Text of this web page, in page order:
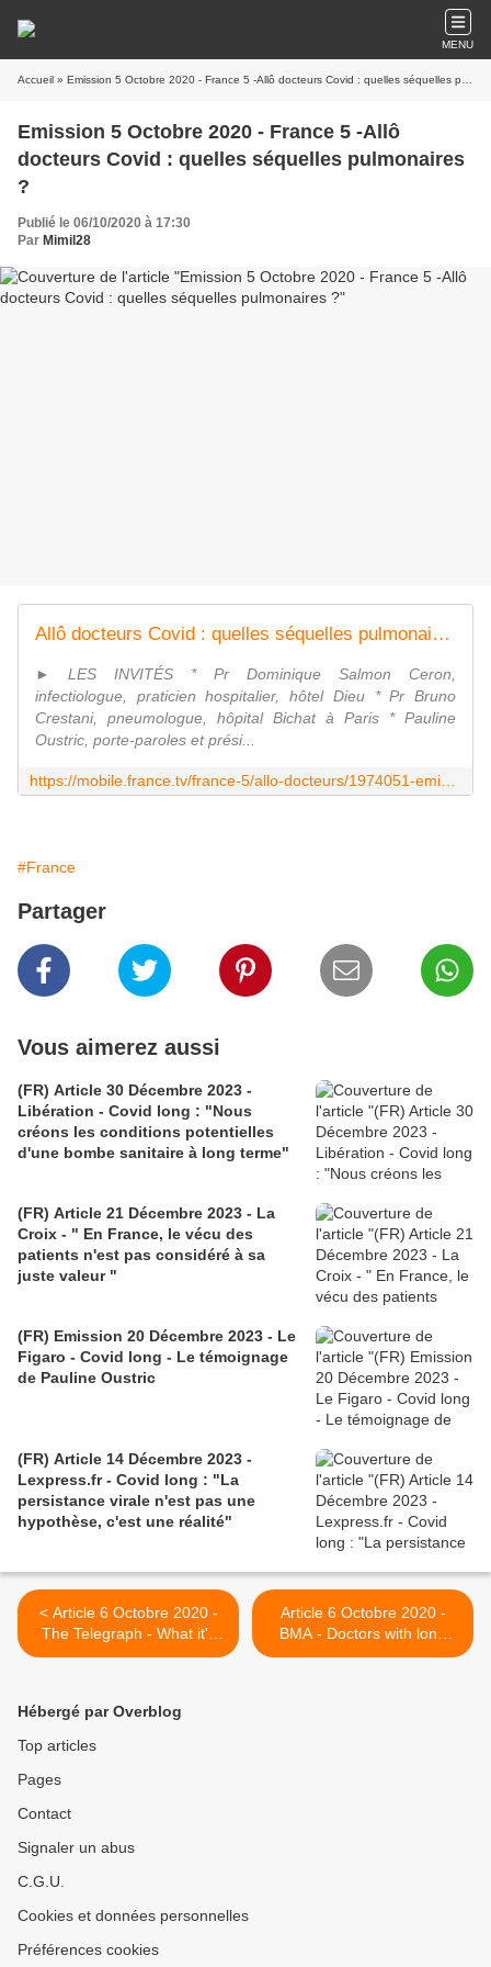
MENU
Accueil » Emission 5 Octobre 2020 - France 5 -Allô docteurs Covid : quelles séquelles pulmonaires ?
Emission 5 Octobre 2020 - France 5 -Allô
docteurs Covid : quelles séquelles pulmonaires
?
Publié le 06/10/2020 à 17:30
Par Mimil28
Allô docteurs Covid : quelles séquelles pulmonaires ?
► LES INVITÉS * Pr Dominique Salmon Ceron,
infectiologue, praticien hospitalier, hôtel Dieu * Pr Bruno
Crestani, pneumologue, hôpital Bichat à Paris * Pauline
Oustric, porte-paroles et prési...
#France
Partager
Vous aimerez aussi
(FR) Article 30 Décembre 2023 -
Libération - Covid long : "Nous
créons les conditions potentielles
d'une bombe sanitaire à long terme"
(FR) Article 21 Décembre 2023 - La
Croix - " En France, le vécu des
patients n'est pas considéré à sa
juste valeur "
(FR) Emission 20 Décembre 2023 - Le
Figaro - Covid long - Le témoignage
de Pauline Oustric
(FR) Article 14 Décembre 2023 -
Lexpress.fr - Covid long : "La
persistance virale n'est pas une
hypothèse, c'est une réalité"
< Article 6 Octobre 2020 -
The Telegraph - What it's
like to have 'long Covid' —
Article 6 Octobre 2020 -
BMA - Doctors with long
COVID >
Hébergé par Overblog
Top articles
Pages
Contact
Signaler un abus
C.G.U.
Cookies et données personnelles
Préférences cookies